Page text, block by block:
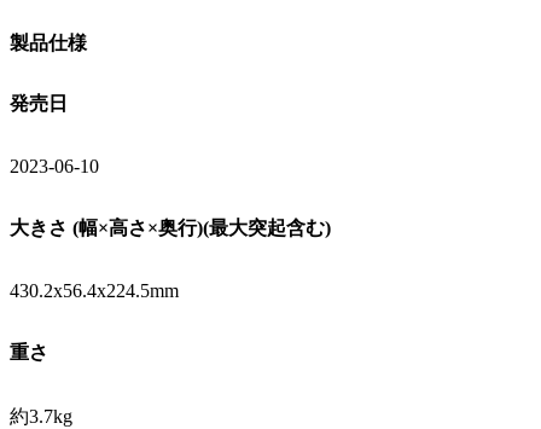
製品仕様
発売日
2023-06-10
大きさ (幅×高さ×奥行)(最大突起含む)
430.2x56.4x224.5mm
重さ
約3.7kg